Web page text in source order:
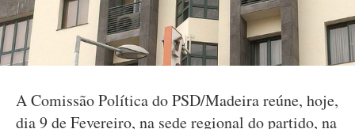
A Comissão Política do PSD/Madeira reúne, hoje,
dia 9 de Fevereiro, na sede regional do partido, na